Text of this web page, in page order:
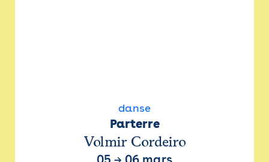
danse
Parterre
Volmir Cordeiro